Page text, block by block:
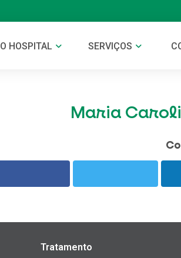
O HOSPITAL SERVIÇOS
Maria
Tratamento